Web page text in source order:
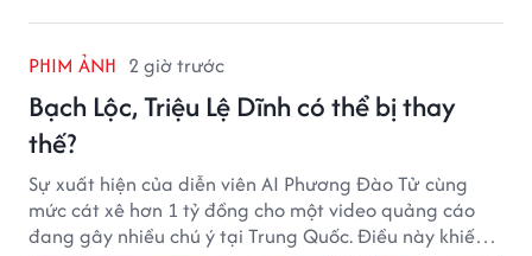
PHIM ẢNH 2 giờ trước
Bạch Lộc, Triệu Lệ Dĩnh có thể bị thay
thế?
Sự xuất hiện của diễn viên AI Phương Đào Tử cùng
mức cát xê hơn 1 tỷ đồng cho một video quảng cáo
đang gây nhiều chú ý tại Trung Quốc. Điều này khiến